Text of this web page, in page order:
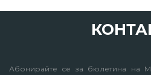
Абонирайте се за бюлетина на